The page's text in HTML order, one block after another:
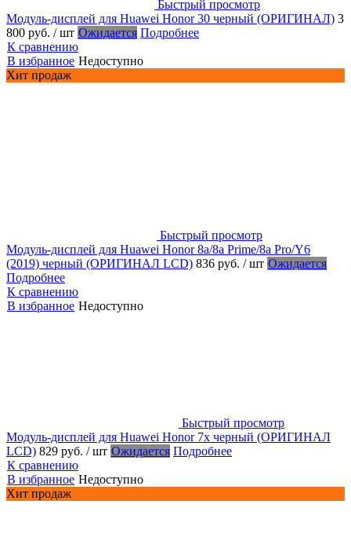
Быстрый просмотр
Модуль-дисплей для Huawei Honor 30 черный (ОРИГИНАЛ) 3
800 руб. / шт Ожидается Подробнее
К сравнению
В избранное Недоступно
Хит продаж
Быстрый просмотр
Модуль-дисплей для Huawei Honor 8a/8a Prime/8a Pro/Y6
(2019) черный (ОРИГИНАЛ LCD) 836 руб. / шт Ожидается
Подробнее
К сравнению
В избранное Недоступно
Быстрый просмотр
Модуль-дисплей для Huawei Honor 7x черный (ОРИГИНАЛ
LCD) 829 руб. / шт Ожидается Подробнее
К сравнению
В избранное Недоступно
Хит продаж